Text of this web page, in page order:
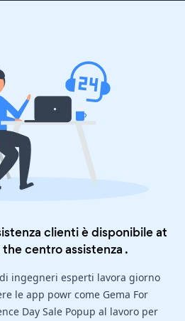
clienti è disponibile at
thecentro assistenza .
ingegneri esperti lavora giorno
le app powr come Gema For
Day Sale Popup al lavoro per